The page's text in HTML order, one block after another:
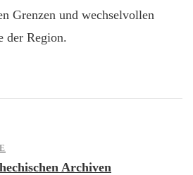
Grenzen und wechselvollen
der Region.
Archiven